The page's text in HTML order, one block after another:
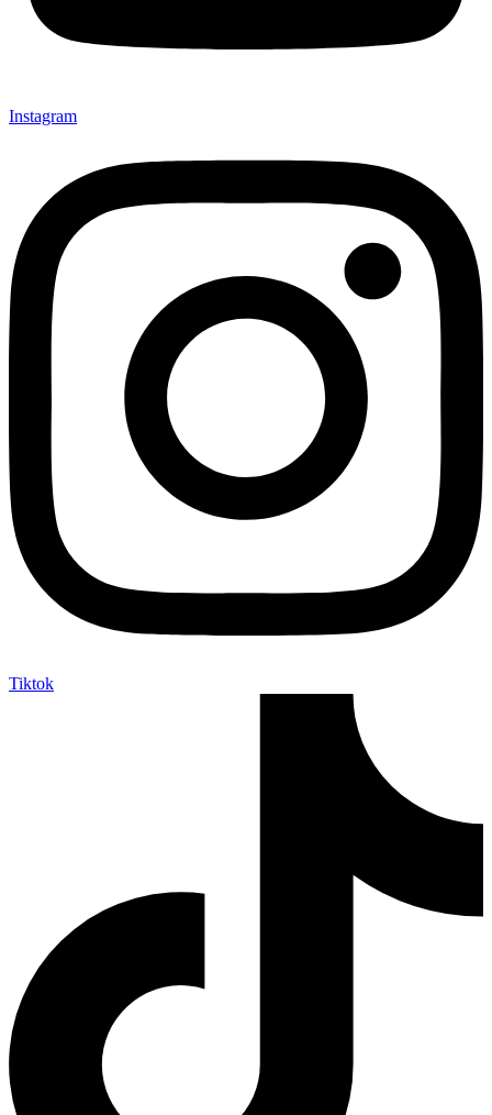
Instagram
Tiktok